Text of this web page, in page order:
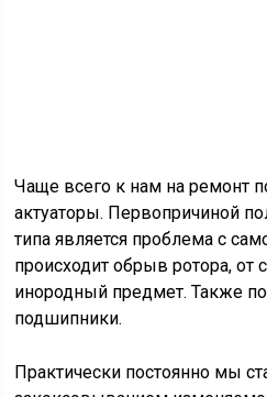
Чаще всего к нам на ремонт
актуаторы. Первопричиной
типа является проблема с
происходит обрыв ротора, от
инородный предмет. Также
подшипники.
Практически постоянно мы